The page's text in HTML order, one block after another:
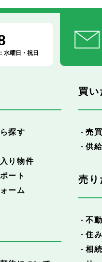
水曜日・祝日
探す
り物件
ート
ーム
買い
売
供
売り
不
住
相